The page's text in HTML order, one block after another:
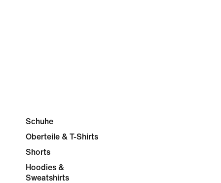
Schuhe
Oberteile & T-Shirts
Shorts
Hoodies &
Sweatshirts